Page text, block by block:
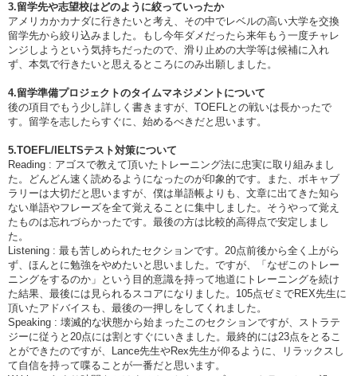
3.留学先や志望校はどのように絞っていったか
アメリカかカナダに行きたいと考え、その中でレベルの高い大学を交換
留学先から絞り込みました。もし今年ダメだったら来年もう一度チャレ
ンジしようという気持ちだったので、滑り止めの大学等は候補に入れ
ず、本気で行きたいと思えるところにのみ出願しました。
4.留学準備プロジェクトのタイムマネジメントについて
後の項目でもう少し詳しく書きますが、TOEFLとの戦いは長かったで
す。留学を志したらすぐに、始めるべきだと思います。
5.TOEFL/IELTSテスト対策について
Reading : アゴスで教えて頂いたトレーニング法に忠実に取り組みまし
た。どんどん速く読めるようになったのが印象的です。また、ボキャブ
ラリーは大切だと思いますが、僕は単語帳よりも、文章に出てきた知ら
ない単語やフレーズを全て覚えることに集中しました。そうやって覚え
たものは忘れづらかったです。最後の方は比較的高得点で安定しまし
た。
Listening : 最も苦しめられたセクションです。20点前後から全く上がら
ず、ほんとに勉強をやめたいと思いました。ですが、「なぜこのトレー
ニングをするのか」という目的意識を持って地道にトレーニングを続け
た結果、最後には見られるスコアになりました。105点ゼミでREX先生に
頂いたアドバイスも、最後の一押しをしてくれました。
Speaking : 壊滅的な状態から始まったこのセクションですが、ストラテ
ジーに従うと20点には割とすぐにいきました。最終的には23点をとるこ
とができたのですが、Lance先生やRex先生が仰るように、リラックスし
て自信を持って喋ることが一番だと思います。